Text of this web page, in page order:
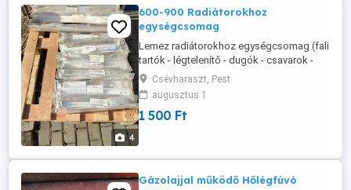
4
600-900 Radiátorokhoz
egységcsomag
Lemez radiátorokhoz egységcsomag (fali
tartók - légtelenítő - dugók - csavarok -
stb)Csévharaszt, Pest
augusztus 1
1 500 Ft
Gázolajjal működő Hőlégfúvó